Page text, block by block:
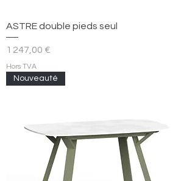
ASTRE double pieds seul
Prix
1 247,00 €
Hors TVA
Nouveauté